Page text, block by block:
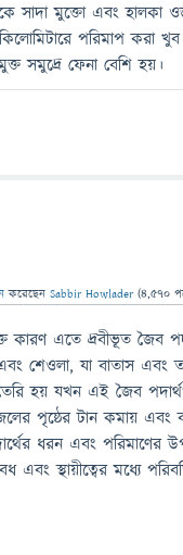
সাদা মুক্তো এবং হালকা
পরিমাপ করা খুব
সমুদ্রে ফেনা বেশি হয়।
করেছেন Sabbir Howlader (4,570
কারণ এতে দ্রবীভূত জৈব
শেওলা, যা বাতাস এবং
হয় যখন এই জৈব পদার্থগুলি
পৃষ্ঠের টান কমায়
ধরন এবং পরিমাণের
এবং স্থায়ীত্বের মধ্যে